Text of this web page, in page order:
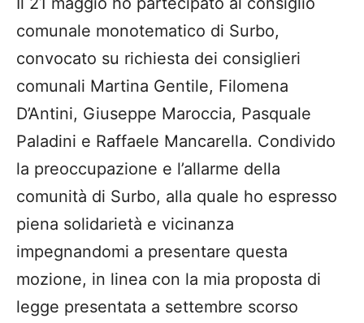
comunale monotematico di Surbo,
convocato su richiesta dei consiglieri
comunali Martina Gentile, Filomena
D’Antini, Giuseppe Maroccia, Pasquale
Paladini e Raffaele Mancarella. Condivido
la preoccupazione e l’allarme della
comunità di Surbo, alla quale ho espresso
piena solidarietà e vicinanza
impegnandomi a presentare questa
mozione, in linea con la mia proposta di
legge presentata a settembre scorso